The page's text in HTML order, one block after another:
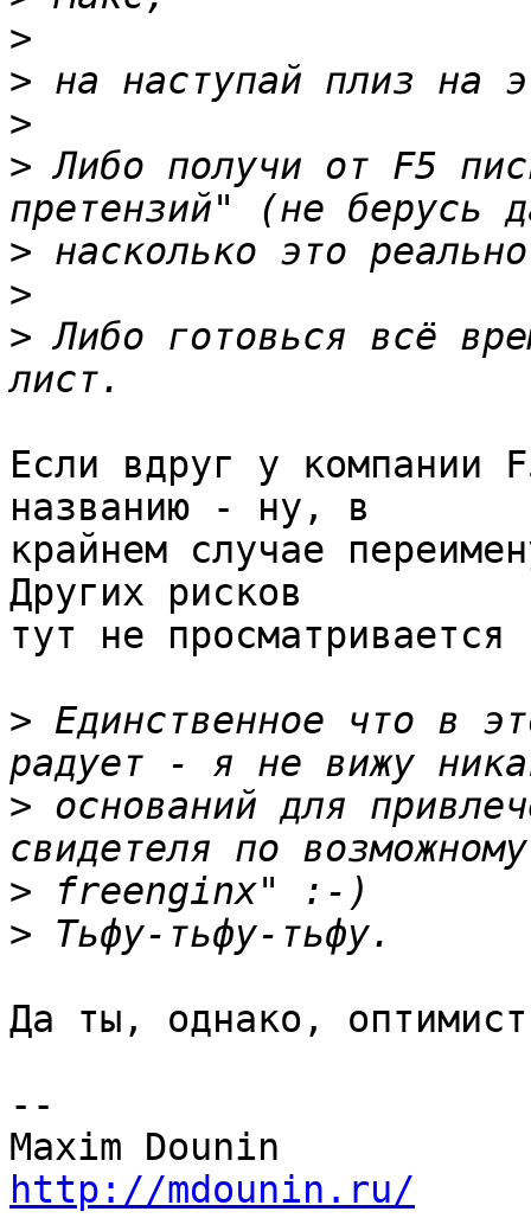
>
>
>
> Либо получи от F5
>
>
> Либо готовься всё
Если вдруг у компании
названию - ну, в
крайнем случае
Других рисков
тут не
> Единственное что в
> оснований для
>
>
Да ты, однако,
--
http://mdounin.ru/